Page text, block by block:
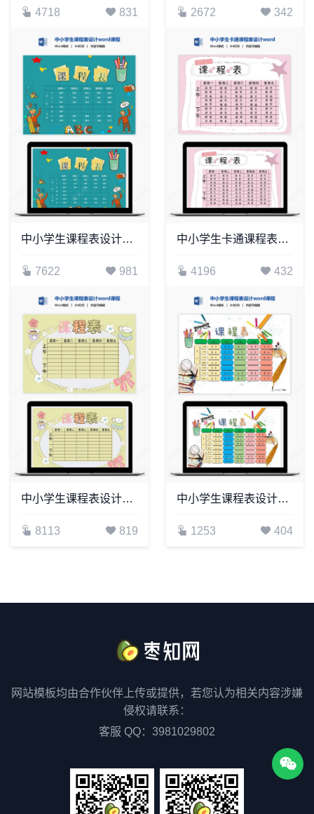
4718 831 2672 342
中小学生课程表设计word课程表(6)
7622 981
中小学生卡通课程表设计word课程表模板(9)
4196 432
中小学生课程表设计word课程表(4)
8113 819
中小学生课程表设计word课程表(1)
1253 404
网站模板均由合作伙伴上传或提供，若您认为相关内容涉嫌
侵权请联系：
客服 QQ：3981029802